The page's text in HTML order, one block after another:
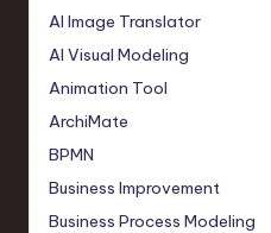
AI Image Translator
AI Visual Modeling
Animation Tool
ArchiMate
BPMN
Business Improvement
Business Process Modeling